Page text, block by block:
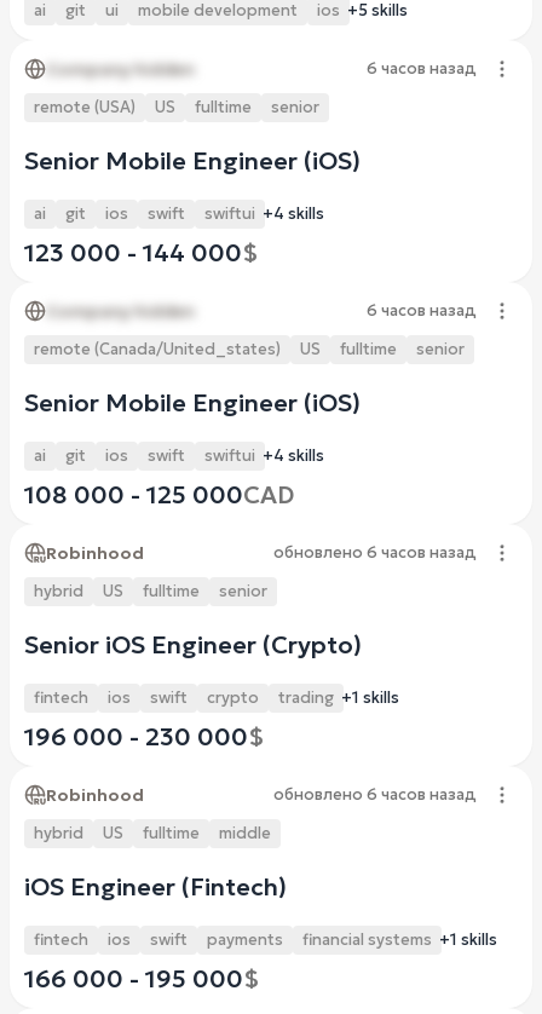
ai git ui mobile development ios +5 skills
Company hidden
remote (USA) US fulltime senior
6 часов назад
Senior Mobile Engineer (iOS)
ai git ios swift swiftui +4 skills
123 000 - 144 000$
Company hidden
remote (Canada/United_states) US fulltime senior
6 часов назад
Senior Mobile Engineer (iOS)
ai git ios swift swiftui +4 skills
108 000 - 125 000CAD
Robinhood
hybrid US fulltime senior
обновлено 6 часов назад
Senior iOS Engineer (Crypto)
fintech ios swift crypto trading +1 skills
196 000 - 230 000$
Robinhood
hybrid US fulltime middle
обновлено 6 часов назад
iOS Engineer (Fintech)
fintech ios swift payments financial systems +1 skills
166 000 - 195 000$